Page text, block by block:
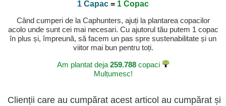
1 Capac = 1 Copac
Când cumperi de la Caphunters, ajuți la plantarea copacilor
acolo unde sunt cei mai necesari. Cu ajutorul tău putem 1 copac
în plus și, împreună, să facem un pas spre sustenabilitate și un
viitor mai bun pentru toți.
Am plantat deja 259.788copaci
Mulțumesc!
Clienții care au cumpărat acest articol au cumpărat și